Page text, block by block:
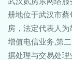
册地位于武汉市
房，法定代表人
增值电信业务,第
据处理与交易处理